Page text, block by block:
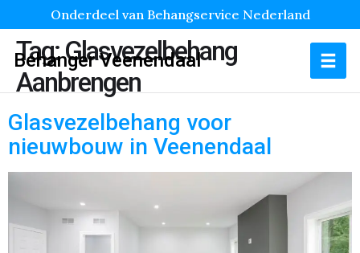
Onderdeel van Behangservice Nederland
Behanger Veenendaal
Tag:Glasvezelbehang
Aanbrengen
Glasvezelbehang voor
nieuwbouw in Veenendaal